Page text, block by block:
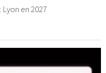
en 2027